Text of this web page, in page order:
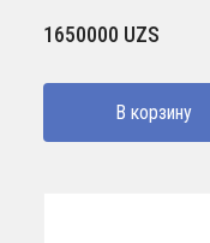
1650000 UZS
В корзину